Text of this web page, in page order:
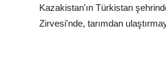
Kazakistan'ın Türkistan
Zirvesi'nde, tarımdan